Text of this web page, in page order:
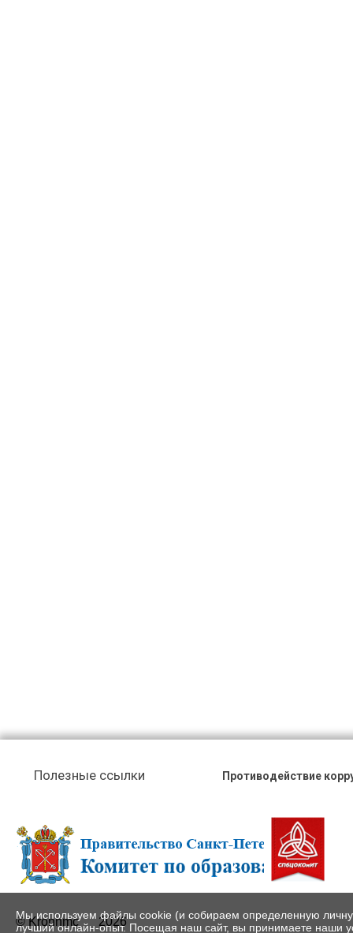
Полезные ссылки Противодействие
© Kronnmc 2026
Мы используем файлы cookie (и собираем определенную
лучший онлайн-опыт. Посещая наш сайт, вы принимаете наши